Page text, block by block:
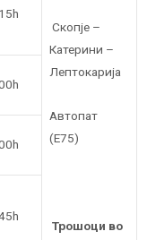
Скопје –
Катерини –
Лептокарија
Автопат
(Е75)
Трошоци во